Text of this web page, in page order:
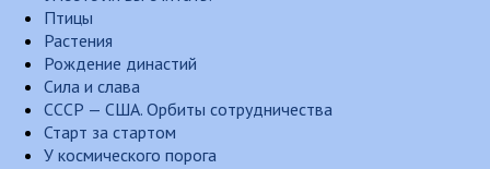
Птицы
Растения
Рождение династий
Сила и слава
СССР — США. Орбиты сотрудничества
Старт за стартом
У космического порога